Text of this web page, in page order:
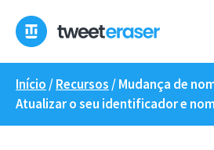
para
conteúdo
Início /Recursos /Mudança de
Atualizar o seu identificador e